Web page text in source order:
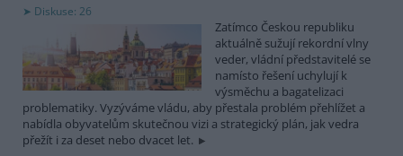
Diskuse: 26
Zatímco Českou republiku
aktuálně sužují rekordní vlny
veder, vládní představitelé se
namísto řešení uchylují k
výsměchu a bagatelizaci
problematiky. Vyzýváme vládu, aby přestala problém přehlížet a
nabídla obyvatelům skutečnou vizi a strategický plán, jak vedra
přežít i za deset nebo dvacet let.